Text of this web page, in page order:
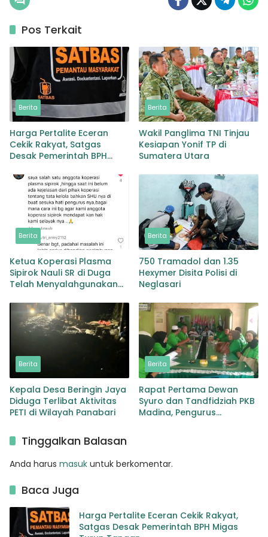
Pos Terkait
Berita
Harga Pertalite Eceran
Cekik Rakyat, Satgas
Desak Pemerintah BPH
Berita
Wakil Panglima TNI Tinjau
Kesiapan Yonif TP di
Sumatera Utara
Berita
Ketua Koperasi Plasma
Sipirok Nauli SR di Duga
Telah Menyalahgunakan
Berita
750 Tramadol dan 1.35
Hexymer Disita Polisi di
Neglasari
Berita
Kepala Desa Beringin Jaya
Diduga Terlibat Aktivitas
PETI di Wilayah Panabari
Berita
Rapat Pertama Dewan
Syuro dan Tandfidziah PKB
Madina, Pengurus
Tinggalkan Balasan
Anda harus masuk untuk berkomentar.
Baca Juga
Harga Pertalite Eceran Cekik Rakyat,
Satgas Desak Pemerintah BPH Migas